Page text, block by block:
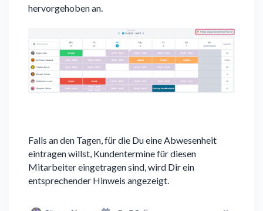
hervorgehoben an.
Falls an den Tagen, für die Du eine Abwesenheit
eintragen willst, Kundentermine für diesen
Mitarbeiter eingetragen sind, wird Dir ein
entsprechender Hinweis angezeigt.